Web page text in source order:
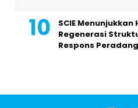
SCIE Menunjukkan
Regenerasi
Respons